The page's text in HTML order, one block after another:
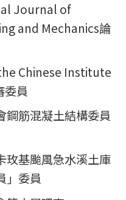
Journal of
and Mechanics論
Chinese Institute
委員
鋼筋混凝土結構委員
玫基颱風急水溪土庫
」委員